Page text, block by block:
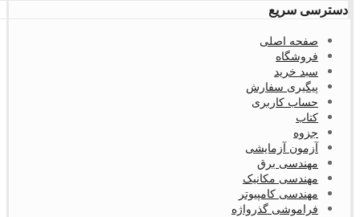
دسترسی سریع
صفحه اصلی
فروشگاه
سبد خرید
پیگیری سفارش
حساب کاربری
کتاب
جزوه
آزمون آزمایشی
مهندسی برق
مهندسی مکانیک
مهندسی کامپیوتر
فراموشی گذرواژه